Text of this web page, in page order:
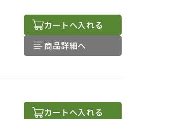
カートへ入れる
商品詳細へ
カートへ入れる